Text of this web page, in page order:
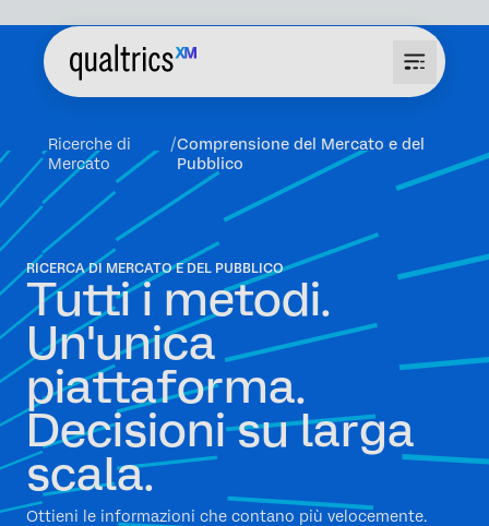
Ricerche di
Mercato
Comprensione del Mercato e del
Pubblico
RICERCA DI MERCATO E DEL PUBBLICO
Tutti i metodi.
Un'unica
piattaforma.
Decisioni su larga
scala.
Ottieni le informazioni che contano più velocemente.